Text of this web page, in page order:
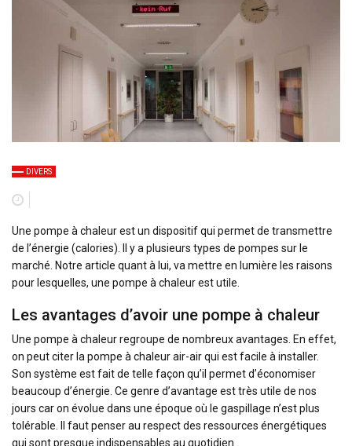
DIVERS
Une pompe à chaleur est un dispositif qui permet de transmettre
de l’énergie (calories). Il y a plusieurs types de pompes sur le
marché. Notre article quant à lui, va mettre en lumière les raisons
pour lesquelles, une pompe à chaleur est utile.
Les avantages d’avoir une pompe à chaleur
Une pompe à chaleur regroupe de nombreux avantages. En effet,
on peut citer la pompe à chaleur air-air qui est facile à installer.
Son système est fait de telle façon qu’il permet d’économiser
beaucoup d’énergie. Ce genre d’avantage est très utile de nos
jours car on évolue dans une époque où le gaspillage n’est plus
tolérable. Il faut penser au respect des ressources énergétiques
qui sont presque indispensables au quotidien.